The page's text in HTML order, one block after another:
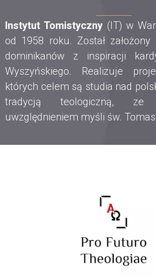
Instytut Tomistyczny(IT) w
od 1958 roku. Został
dominikanów z inspiracji
Wyszyńskiego. Realizuje
których celem są studia nad
tradycją teologiczną, ze
uwzględnieniem myśli św.